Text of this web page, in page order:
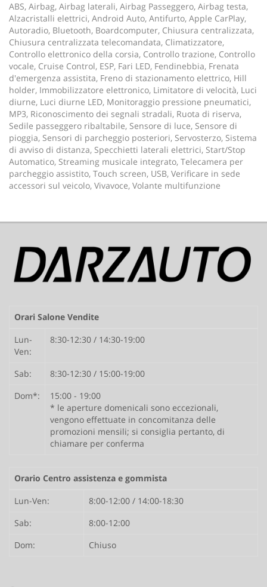
ABS, Airbag, Airbag laterali, Airbag Passeggero, Airbag testa,
Alzacristalli elettrici, Android Auto, Antifurto, Apple CarPlay,
Autoradio, Bluetooth, Boardcomputer, Chiusura centralizzata,
Chiusura centralizzata telecomandata, Climatizzatore,
Controllo elettronico della corsia, Controllo trazione, Controllo
vocale, Cruise Control, ESP, Fari LED, Fendinebbia, Frenata
d'emergenza assistita, Freno di stazionamento elettrico, Hill
holder, Immobilizzatore elettronico, Limitatore di velocità, Luci
diurne, Luci diurne LED, Monitoraggio pressione pneumatici,
MP3, Riconoscimento dei segnali stradali, Ruota di riserva,
Sedile passeggero ribaltabile, Sensore di luce, Sensore di
pioggia, Sensori di parcheggio posteriori, Servosterzo, Sistema
di avviso di distanza, Specchietti laterali elettrici, Start/Stop
Automatico, Streaming musicale integrato, Telecamera per
parcheggio assistito, Touch screen, USB, Verificare in sede
accessori sul veicolo, Vivavoce, Volante multifunzione
Orari Salone Vendite
Lun-
Ven:
8:30-12:30 / 14:30-19:00
Sab:
8:30-12:30 / 15:00-19:00
Dom*:
15:00 - 19:00
* le aperture domenicali sono eccezionali,
vengono effettuate in concomitanza delle
promozioni mensili; si consiglia pertanto, di
chiamare per conferma
Orario Centro assistenza e gommista
Lun-Ven:
8:00-12:00 / 14:00-18:30
Sab:
8:00-12:00
Dom:
Chiuso